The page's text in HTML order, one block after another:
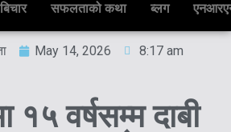
बिचार सफलताको कथा ब्लग
May 14, 2026
8:17 am
१५ वर्षसम्म दाबी